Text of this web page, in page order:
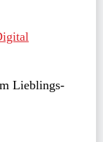
Lieblings-